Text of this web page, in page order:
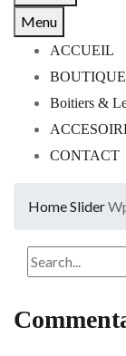
Menu
ACCUEIL
BOUTIQUE
Boitiers &
CONTACT
HomeSlider